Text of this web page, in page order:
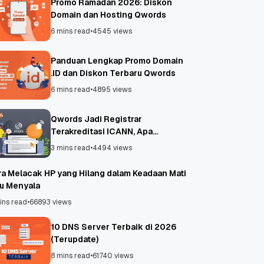
Promo Ramadan 2026: Diskon
Domain dan Hosting Qwords
6 mins read•4545 views
Panduan Lengkap Promo Domain
.ID dan Diskon Terbaru Qwords
6 mins read•4895 views
Qwords Jadi Registrar
Terakreditasi ICANN, Apa
Untungnya?
3 mins read•4494 views
Melacak HP yang Hilang dalam Keadaan Mati
Menyala
read•66893 views
10 DNS Server Terbaik di 2026
(Terupdate)
8 mins read•61740 views